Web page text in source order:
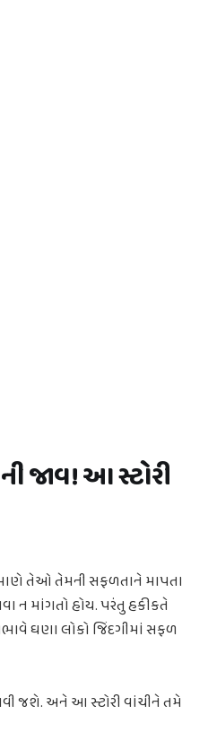
જાવ! આ સ્ટોરી
તેઓ તેમની સફળતાને માપતા
માંગતો હોય. પરંતુ હકીકતે
ઘણા લોકો જિંદગીમાં સફળ
જશે. અને આ સ્ટોરી વાંચીને તમે